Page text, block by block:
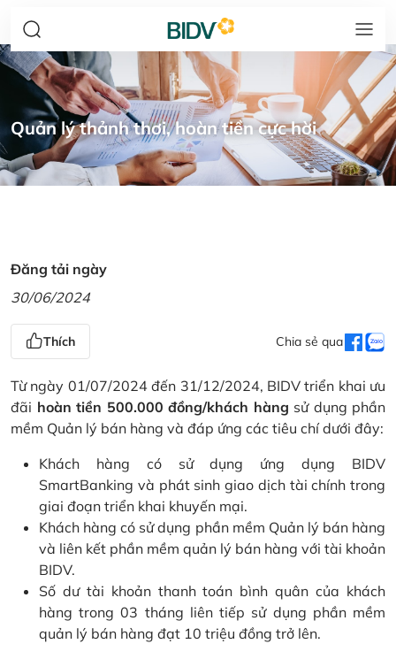
Quản lý thảnh thơi, hoàn tiền cực hời
Đăng tải ngày
30/06/2024
Thích Chia sẻ qua
Từ ngày 01/07/2024 đến 31/12/2024, BIDV triển khai ưu
đãi hoàn tiền 500.000 đồng/khách hàng sử dụng phần
mềm Quản lý bán hàng và đáp ứng các tiêu chí dưới đây:
Khách hàng có sử dụng ứng dụng BIDV
SmartBanking và phát sinh giao dịch tài chính trong
giai đoạn triển khai khuyến mại.
Khách hàng có sử dụng phần mềm Quản lý bán hàng
và liên kết phần mềm quản lý bán hàng với tài khoản
BIDV.
Số dư tài khoản thanh toán bình quân của khách
hàng trong 03 tháng liên tiếp sử dụng phần mềm
quản lý bán hàng đạt 10 triệu đồng trở lên.